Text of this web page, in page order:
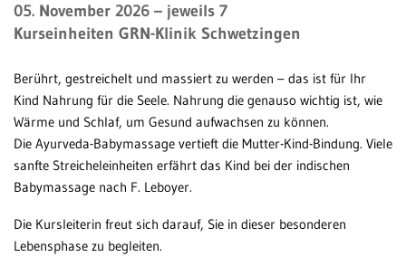
Der Verbund
Fachzentren
Medizinische
Themenseiten
Veranstaltungen
Karriere
05. November 2026 – jeweils 7
Kurseinheiten GRN-Klinik Schwetzingen
Berührt, gestreichelt und massiert zu werden – das ist für Ihr
Kind Nahrung für die Seele. Nahrung die genauso wichtig ist, wie
Wärme und Schlaf, um Gesund aufwachsen zu können.
Die Ayurveda-Babymassage vertieft die Mutter-Kind-Bindung. Viele
sanfte Streicheleinheiten erfährt das Kind bei der indischen
Babymassage nach F. Leboyer.
Die Kursleiterin freut sich darauf, Sie in dieser besonderen
Lebensphase zu begleiten.